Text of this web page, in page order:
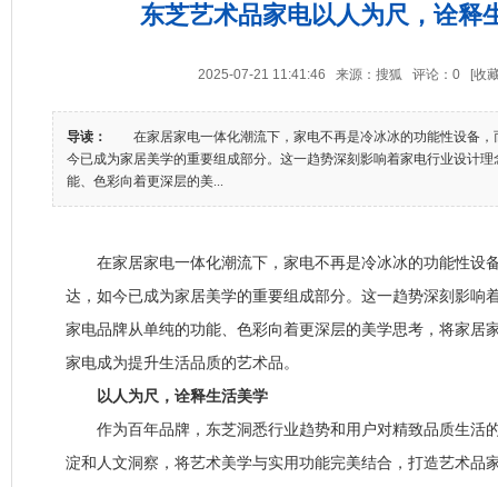
东芝艺术品家电以人为尺，诠释
2025-07-21 11:41:46 来源：搜狐 评论： 0 [收
导读：
在家居家电一体化潮流下，家电不再是冷冰冰的功能性设备，
今已成为家居美学的重要组成部分。这一趋势深刻影响着家电行业设计
能、色彩向着更深层的美...
在家居家电一体化潮流下，家电不再是冷冰冰的功能性设
达，如今已成为家居美学的重要组成部分。这一趋势深刻影响
家电品牌从单纯的功能、色彩向着更深层的美学思考，将家居
家电成为提升生活品质的艺术品。
以人为尺，诠释生活美学
作为百年品牌，东芝洞悉行业趋势和用户对精致品质生活
淀和人文洞察，将艺术美学与实用功能完美结合，打造艺术品